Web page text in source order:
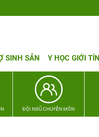
SINH SẢN Y HỌC GIỚI
ĐỘI NGŨ CHUYÊN MÔN